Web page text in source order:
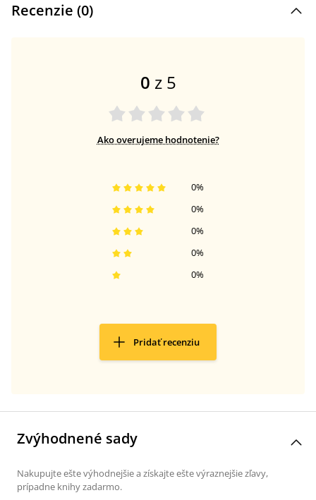
Recenzie (0)
0 z 5
Ako overujeme hodnotenie?
0%
0%
0%
0%
0%
Pridať recenziu
Zvýhodnené sady
Nakupujte ešte výhodnejšie a získajte ešte výraznejšie zľavy,
prípadne knihy zadarmo.